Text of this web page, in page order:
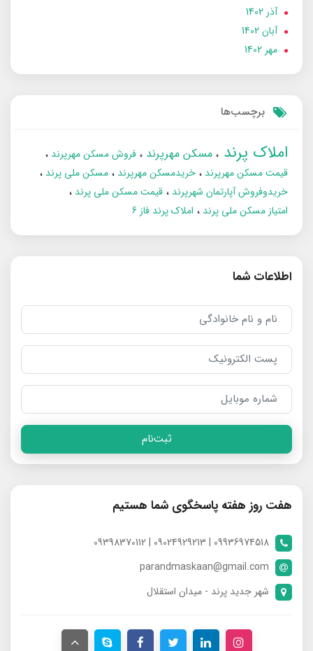
آذر 1402
آبان 1402
مهر 1402
برچسب‌ها
املاک پرند مسکن مهرپرند
فروش مسکن مهرپرند
قیمت مسکن مهرپرند
خریدمسکن مهرپرند
مسکن ملی پرند
خریدوفروش آپارتمان شهرپرند
قیمت مسکن ملی پرند
امتیاز مسکن ملی پرند
املاک پرند فاز 6
اطلاعات شما
ثبت‌نام
هفت روز هفته پاسخگوی شما هستیم
09936974518 | 09024929213 | 09398370112
parandmaskaan@gmail.com
شهر جدید پرند - میدان استقلال